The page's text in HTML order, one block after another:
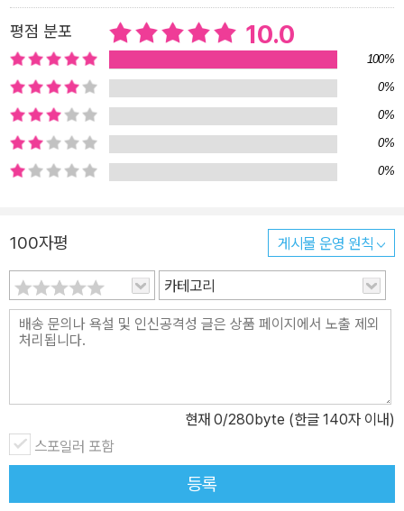
평점 분포 10.0
100%
0%
0%
0%
0%
100자평 게시물 운영 원칙
카테고리
현재 0/280byte (한글 140자 이내)
스포일러 포함
등록